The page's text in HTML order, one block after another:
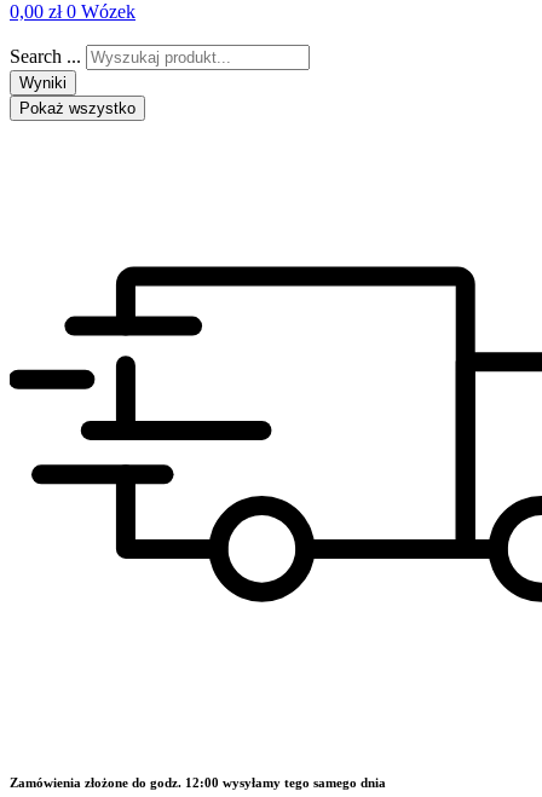
0,00 zł 0 Wózek
Search ...
Wyniki
Pokaż wszystko
Zamówienia złożone do godz. 12:00 wysyłamy tego samego dnia